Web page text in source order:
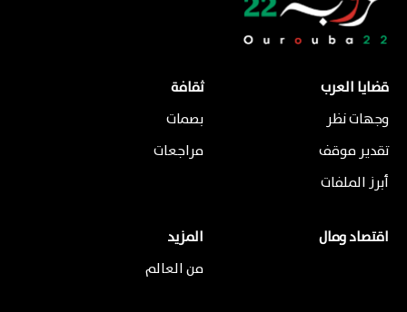
قضايا العرب
وجهات نظر
تقدير موقف
أبرز الملفات
ثقافة
بصمات
مراجعات
اقتصاد ومال
المزيد
من العالم